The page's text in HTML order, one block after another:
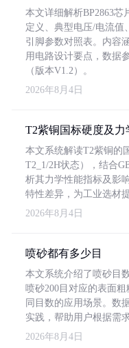
本文详细解析BP2863
定义、典型电压/电流值
引脚参数对照表。内容
用电路设计要点，数据
（版本V1.2）。
2026年8月4日
T2紫铜国标硬度及力
本文系统解读T2紫铜的
T2_1/2H状态），结合
析其力学性能指标及影
特性差异，为工业选材
2026年8月4日
喷砂都有多少目
本文系统介绍了喷砂目
喷砂200目对应的表面
同目数的应用场景。数
实践，帮助用户根据需
2026年8月4日